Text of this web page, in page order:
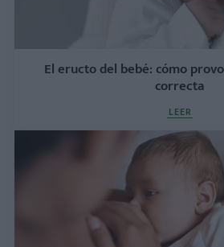
El eructo del bebé: cómo
correcta
LEER